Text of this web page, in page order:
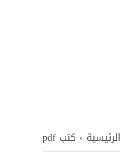
الرئيسية › كتب pdf